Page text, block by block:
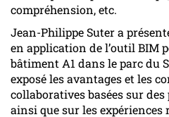
compréhension, etc.
Jean-Philippe Suter a
en application de l’outil BIM
bâtiment A1 dans le parc du
exposé les avantages et les
collaboratives basées sur
ainsi que sur les expériences